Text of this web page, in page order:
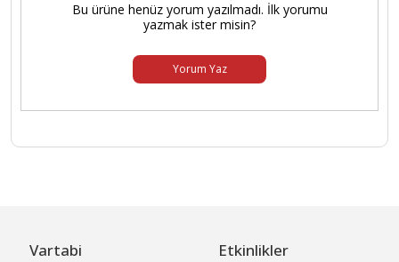
Bu ürüne henüz yorum yazılmadı. İlk yorumu
yazmak ister misin?
Yorum Yaz
Vartabi Etkinlikler